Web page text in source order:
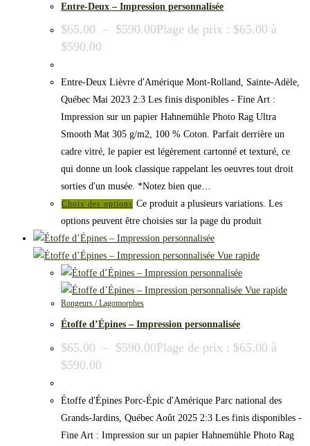
Entre-Deux – Impression personnalisée
$65.00 – $590.00Plage de prix : $65.00 à
$590.00
Entre-Deux Lièvre d'Amérique Mont-Rolland, Sainte-Adèle,
Québec Mai 2023 2:3 Les finis disponibles - Fine Art :
Impression sur un papier Hahnemühle Photo Rag Ultra
Smooth Mat 305 g/m2, 100 % Coton. Parfait derrière un
cadre vitré, le papier est légèrement cartonné et texturé, ce
qui donne un look classique rappelant les oeuvres tout droit
sorties d'un musée. *Notez bien que…
Choix des options Ce produit a plusieurs variations. Les
options peuvent être choisies sur la page du produit
Vue rapide
Vue rapide
Rongeurs / Lagomorphes
Étoffe d’Épines – Impression personnalisée
$65.00 – $590.00Plage de prix : $65.00 à
$590.00
Étoffe d'Épines Porc-Épic d'Amérique Parc national des
Grands-Jardins, Québec Août 2025 2:3 Les finis disponibles -
Fine Art : Impression sur un papier Hahnemühle Photo Rag